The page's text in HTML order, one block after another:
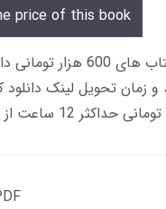
price of this book
زمان تحویل کتاب های
تومانی حداکثر 12 ساعت از طریق پیامک/ایمیل